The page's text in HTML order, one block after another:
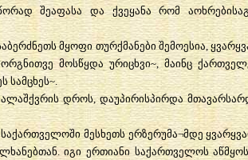
შეაფასა და ქვეყანა რომ
მყოფი თურქმანები შემოესია,
ორგნითვე მოსწყდა ურიცხვი~,მაინც
სამცხეს~.
დროს,დაუპირისპირდა
საქართველოში მესხეთს ერზერუმა¬მდე
.იგი ერთიანი საქართველოს